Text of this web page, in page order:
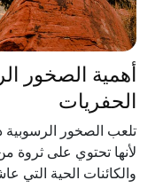
أهمية الصخور
الحفريات
تلعب الصخور
لأنها تحتوي على
والكائنات الحية التي